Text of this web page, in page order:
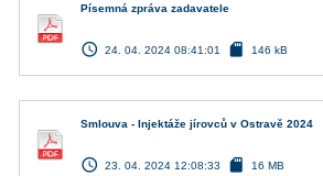
Písemná zpráva zadavatele
access_time 24. 04. 2024 08:41:01 sd_card 146 kB
Smlouva - Injektáže jírovců v Ostravě 2024
access_time 23. 04. 2024 12:08:33 sd_card 16 MB